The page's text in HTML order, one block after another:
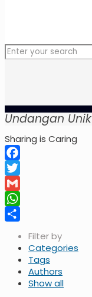
Undangan Unik
Sharing is Caring
Facebook
Twitter
Gmail
WhatsApp
Filter by
Categories
Tags
Authors
Show all